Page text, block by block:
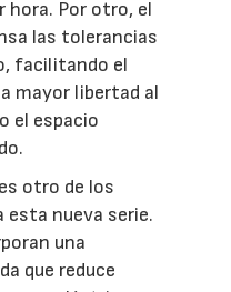
hora. Por otro, el
las tolerancias
facilitando el
mayor libertad al
el espacio
otro de los
esta nueva serie.
una
que reduce